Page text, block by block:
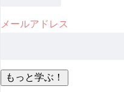
メールアドレス